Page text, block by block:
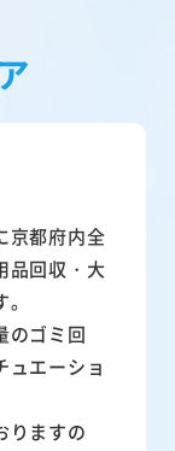
京都府内全
品回収・大
のゴミ回
ュエーショ
りますの